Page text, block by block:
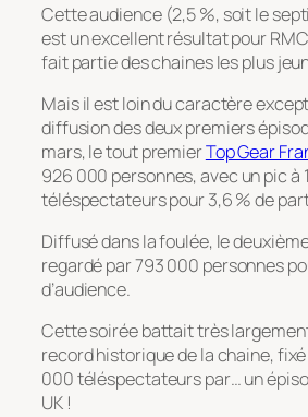
Cette audience (2,5 %, soit le
est un excellent résultat pour
fait partie des chaines les plus
Mais il est loin du caractère
diffusion des deux premiers
mars, le tout premierTop Gear
926 000 personnes, avec un pic à
téléspectateurs pour 3,6 % de
Diffusé dans la foulée, le
regardé par 793 000 personnes
d’audience.
Cette soirée battait très
record historique de la chaine, fixé
000 téléspectateurs par… un
UK !